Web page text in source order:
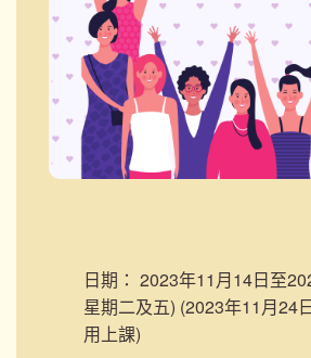
日期： 2023年11月14日至
星期二及五) (2023年11月24
用上課)